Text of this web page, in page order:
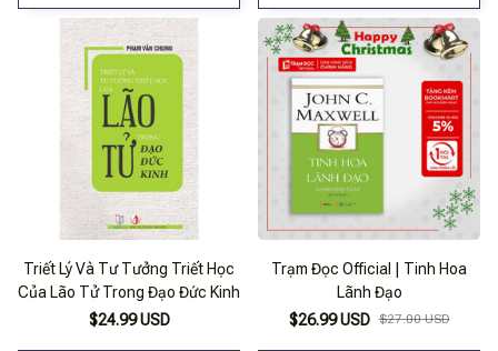
Triết Lý Và Tư Tưởng Triết Học
Của Lão Tử Trong Đạo Đức Kinh
$24.99 USD
Trạm Đọc Official | Tinh Hoa
Lãnh Đạo
$26.99 USD $27.00 USD